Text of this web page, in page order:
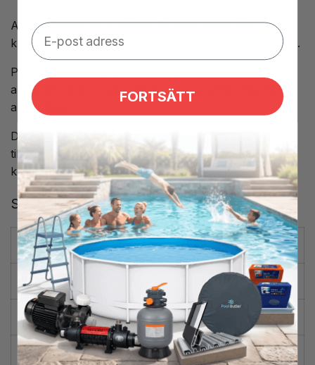
Azuro Chockklor används för att snabbt höja
klorhalten i poolvattnet och återställa vattenkvaliteten.
Produkten är idealisk vid uppstart, efter intensiv
användning eller när vattnet blivit grumligt eller fått
algproblem.
Den större förpackningen gör att du alltid har tillgång
till effektiv problemlösning utan att behöva köpa nytt
klor under säsongen.
Specifikationer
Produkt Chockklor
Vikt
Typ Snabbverkande klor
Användning Vid behov / problemlösning
FORTSÄTT